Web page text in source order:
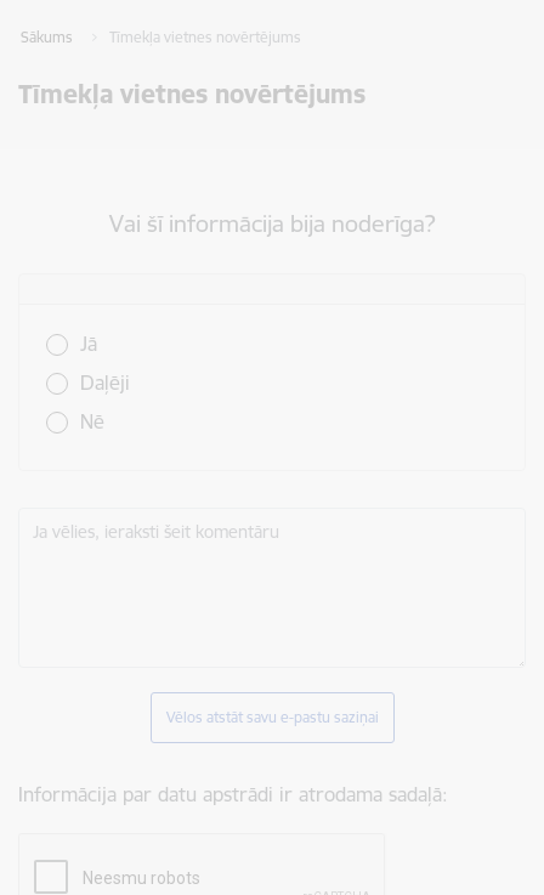
Sākums Tīmekļa vietnes novērtējums
Tīmekļa vietnes novērtējums
Vai šī informācija bija noderīga?
Jā
Daļēji
Nē
Ja vēlies, ieraksti šeit komentāru
Vēlos atstāt savu e-pastu saziņai
Informācija par datu apstrādi ir atrodama sadaļā: